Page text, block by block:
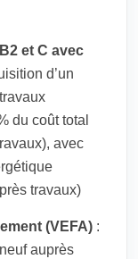
et C avec
d’un
du coût total
avec
travaux)
(VEFA) :
auprès